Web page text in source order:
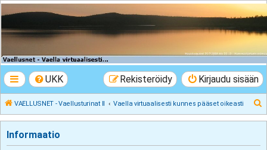
VAELLUSNET -
Vaellusturinat II
UKK Kirjaudu sisään
Rekisteröidy
VAELLUSNET - Vaellusturinat II Vaella virtuaalisesti kunnes pääset oikeasti
Informaatio